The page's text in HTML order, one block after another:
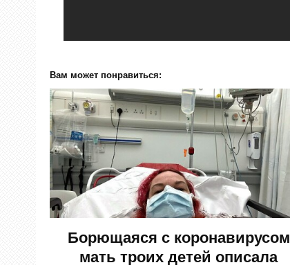
Вам может понравиться:
Борющаяся с коронавирусом
мать троих детей описала